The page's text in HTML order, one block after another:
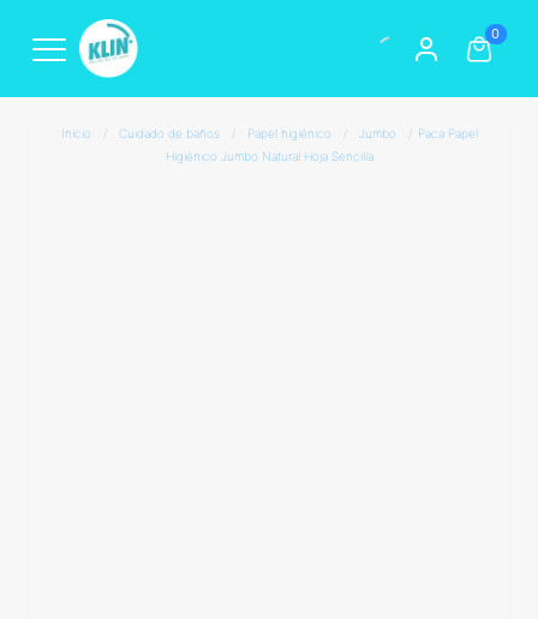
0
Inicio / Cuidado de baños / Papel higiénico / Jumbo / Paca Papel
Higiénico Jumbo Natural Hoja Sencilla